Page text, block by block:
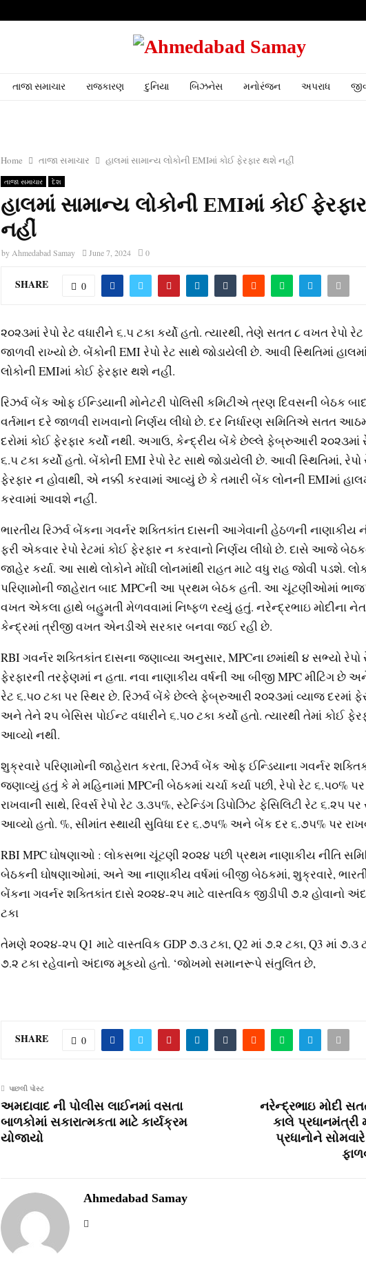
તાજા સમાચાર રાજકારણ દુનિયા બિઝનેસ મનોરંજન અપરાધ
Home તાજા સમાચાર હાલમાં સામાન્‍ય લોકોની EMIમાં કોઈ ફેરફાર થશે નહીં
તાજા સમાચાર દેશ
હાલમાં સામાન્‍ય લોકોની EMIમાં કોઈ
નહીં
by Ahmedabad Samay June 7, 2024 0
SHARE 0
૨૦૨૩માં રેપો રેટ વધારીને ૬.૫ ટકા કર્યો હતો. ત્‍યારથી, તેણે સતત ૮ વખત રેપો
જાળવી રાખ્‍યો છે. બેંકોની EMI રેપો રેટ સાથે જોડાયેલી છે. આવી સ્‍થિતિમાં
લોકોની EMIમાં કોઈ ફેરફાર થશે નહીં.
રિઝર્વ બેંક ઓફ ઈન્‍ડિયાની મોનેટરી પોલિસી કમિટીએ ત્રણ દિવસની બેઠક
વર્તમાન દરે જાળવી રાખવાનો નિર્ણય લીધો છે. દર નિર્ધારણ સમિતિએ સતત
દરોમાં કોઈ ફેરફાર કર્યો નથી. અગાઉ, કેન્‍દ્રીય બેંકે છેલ્લે ફેબ્રુઆરી ૨૦૨૩માં
૬.૫ ટકા કર્યો હતો. બેંકોની EMI રેપો રેટ સાથે જોડાયેલી છે. આવી સ્‍થિતિમાં, રેપો
ફેરફાર ન હોવાથી, એ નક્કી કરવામાં આવ્‍યું છે કે તમારી બેંક લોનની EMIમાં
કરવામાં આવશે નહીં.
ભારતીય રિઝર્વ બેંકના ગવર્નર શક્‍તિકાંત દાસની આગેવાની હેઠળની નાણાકીય
ફરી એકવાર રેપો રેટમાં કોઈ ફેરફાર ન કરવાનો નિર્ણય લીધો છે. દાસે આજે
જાહેર કર્યા. આ સાથે લોકોને મોંઘી લોનમાંથી રાહત માટે વધુ રાહ જોવી પડશે.
પરિણામોની જાહેરાત બાદ MPCની આ પ્રથમ બેઠક હતી. આ ચૂંટણીઓમાં
વખત એકલા હાથે બહુમતી મેળવવામાં નિષ્‍ફળ રહ્યું હતું. નરેન્‍દ્રભાઇ મોદીના
કેન્‍દ્રમાં ત્રીજી વખત એનડીએ સરકાર બનવા જઈ રહી છે.
RBI ગવર્નર શક્‍તિકાંત દાસના જણાવ્‍યા અનુસાર, MPCના છમાંથી ૪ સભ્‍યો રેપો
ફેરફારની તરફેણમાં ન હતા. નવા નાણાકીય વર્ષની આ બીજી MPC મીટિંગ છે
રેટ ૬.૫૦ ટકા પર સ્‍થિર છે. રિઝર્વ બેંકે છેલ્લે ફેબ્રુઆરી ૨૦૨૩માં વ્‍યાજ દરમાં
અને તેને ૨૫ બેસિસ પોઈન્‍ટ વધારીને ૬.૫૦ ટકા કર્યો હતો. ત્‍યારથી તેમાં કોઈ
આવ્‍યો નથી.
શુક્રવારે પરિણામોની જાહેરાત કરતા, રિઝર્વ બેંક ઓફ ઈન્‍ડિયાના ગવર્નર
જણાવ્‍યું હતું કે મે મહિનામાં MPCની બેઠકમાં ચર્ચા કર્યા પછી, રેપો રેટ ૬.૫૦%
રાખવાની સાથે, રિવર્સ રેપો રેટ ૩.૩૫%, સ્‍ટેન્‍ડિંગ ડિપોઝિટ ફેસિલિટી રેટ ૬.૨૫ પર
આવ્‍યો હતો. %, સીમાંત સ્‍થાયી સુવિધા દર ૬.૭૫% અને બેંક દર ૬.૭૫% પર
RBI MPC ઘોષણાઓ : લોકસભા ચૂંટણી ૨૦૨૪ પછી પ્રથમ નાણાકીય નીતિ
બેઠકની ઘોષણાઓમાં, અને આ નાણાકીય વર્ષમાં બીજી બેઠકમાં, શુક્રવારે,
બેંકના ગવર્નર શક્‍તિકાંત દાસે ૨૦૨૪-૨૫ માટે વાસ્‍તવિક જીડીપી ૭.૨ હોવાનો
ટકા
તેમણે ૨૦૨૪-૨૫ Q1 માટે વાસ્‍તવિક GDP ૭.૩ ટકા, Q2 માં ૭.૨ ટકા, Q3 માં ૭.૩
૭.૨ ટકા રહેવાનો અંદાજ મૂકયો હતો. ‘જોખમો સમાનરૂપે સંતુલિત છે,
SHARE 0
પાછલી પોસ્ટ
અમદાવાદ ની પોલીસ લાઈનમાં વસતા
બાળકોમાં સકારાત્મકતા માટે કાર્યક્રમ
યોજાયો
નરેન્દ્રભાઇ મોદી
કાલે
પ્રધાનોને સોમવારે
Ahmedabad Samay